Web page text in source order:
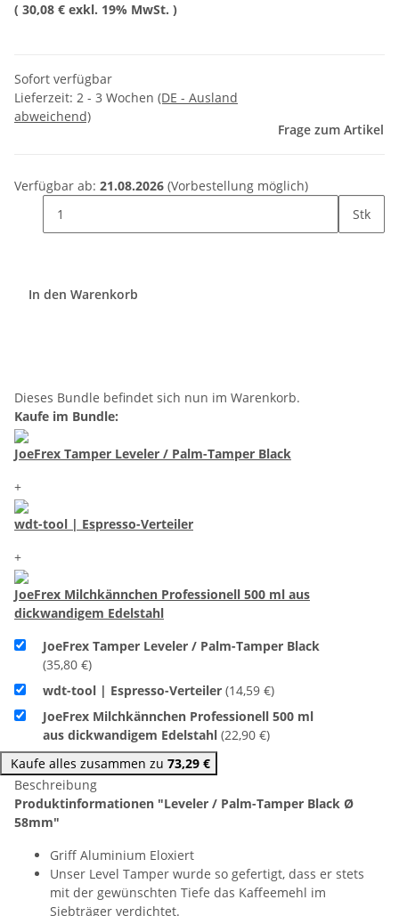
( 30,08 € exkl. 19% MwSt. )
Sofort verfügbar
Lieferzeit: 2 - 3 Wochen (DE - Ausland
abweichend)
Frage zum Artikel
Verfügbar ab: 21.08.2026 (Vorbestellung möglich)
Stk
In den Warenkorb
Dieses Bundle befindet sich nun im Warenkorb.
Kaufe im Bundle:
JoeFrex Tamper Leveler / Palm-Tamper Black
+
wdt-tool | Espresso-Verteiler
+
JoeFrex Milchkännchen Professionell 500 ml aus
dickwandigem Edelstahl
JoeFrex Tamper Leveler / Palm-Tamper Black
(35,80 €)
wdt-tool | Espresso-Verteiler (14,59 €)
JoeFrex Milchkännchen Professionell 500 ml
aus dickwandigem Edelstahl (22,90 €)
Kaufe alles zusammen zu 73,29 €
Beschreibung
Produktinformationen "Leveler / Palm-Tamper Black Ø
58mm"
Griff Aluminium Eloxiert
Unser Level Tamper wurde so gefertigt, dass er stets
mit der gewünschten Tiefe das Kaffeemehl im
Siebträger verdichtet.